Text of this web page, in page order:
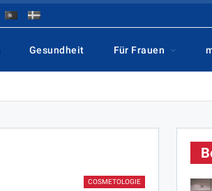
Gesundheit Für Frauen
COSMETOLOGIE